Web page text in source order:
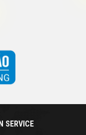
SERVICE